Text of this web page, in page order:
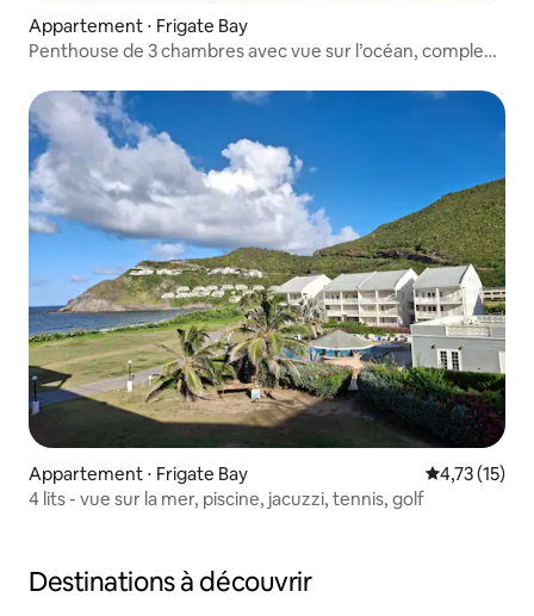
Appartement ⋅ Frigate Bay
Penthouse de 3 chambres avec vue sur l’océan, complexe
Appartement ⋅ Frigate Bay Évaluation
4,73 (15)
4 lits - vue sur la mer, piscine, jacuzzi, tennis, golf
Destinations à découvrir